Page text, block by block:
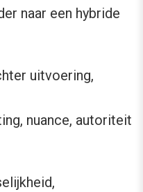
naar een hybride
uitvoering,
nuance, autoriteit